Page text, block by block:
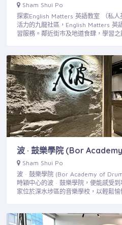
Sham Shui Po
探索English Matters 英語教室 （私
活力的九龍社區，English Matters 英
習服務。鄰近街市及地道食肆，學習之
波 · 鼓樂學院 (Bor
Sham Shui Po
波 · 鼓樂學院 (Bor Academy of
時穎中心的波 · 鼓樂學院，便能感受
家位於深水埗區的音樂學校，以輕鬆愉